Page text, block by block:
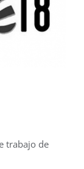
trabajo de